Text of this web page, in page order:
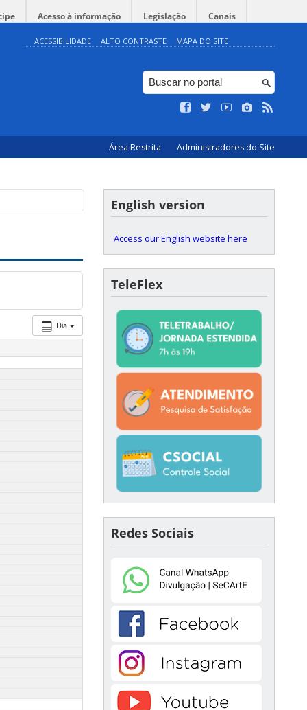
Acesso à informação Legislação Canais
ACESSIBILIDADE ALTO CONTRASTE MAPA DO SITE
Área Restrita Administradores do Site
Dia
English version
Access our English website here
TeleFlex
Redes Sociais